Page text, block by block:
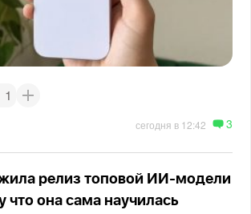
1
сегодня в 12:42 3
релиз топовой ИИ-модели
что она сама научилась